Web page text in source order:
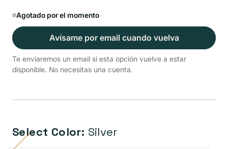
Agotado por el momento
Avísame por email cuando vuelva
Te enviaremos un email si esta opción vuelve a estar
disponible. No necesitas una cuenta.
Select Color: Silver